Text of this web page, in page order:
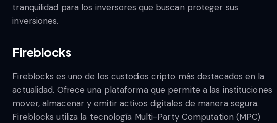
tranquilidad para los inversores que buscan proteger sus
inversiones.
Fireblocks
Fireblocks es uno de los custodios cripto más destacados en la
actualidad. Ofrece una plataforma que permite a las instituciones
mover, almacenar y emitir activos digitales de manera segura.
Fireblocks utiliza la tecnología Multi-Party Computation (MPC)